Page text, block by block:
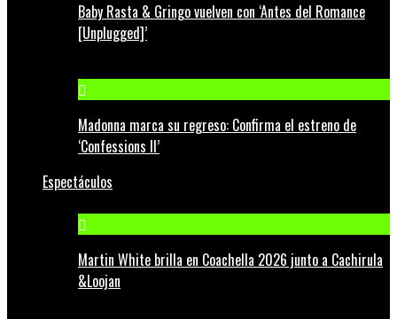
Baby Rasta & Gringo vuelven con ‘Antes del Romance
[Unplugged]’
Madonna marca su regreso: Confirma el estreno de
‘Confessions II’
Espectáculos
Martin White brilla en Coachella 2026 junto a Cachirula
&Loojan